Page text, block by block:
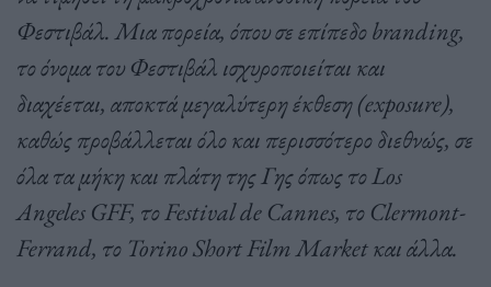
Φεστιβάλ. Μια πορεία, όπου σε επίπεδο branding,
το όνομα του Φεστιβάλ ισχυροποιείται και
διαχέεται, αποκτά μεγαλύτερη έκθεση (exposure),
καθώς προβάλλεται όλο και περισσότερο διεθνώς, σε
όλα τα μήκη και πλάτη της Γης όπως το Los
Angeles GFF, το Festival de Cannes, το Clermont-
Ferrand, το Torino Short Film Market και άλλα.